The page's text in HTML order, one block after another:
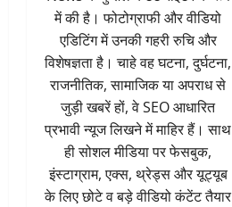
में की है। फोटोग्राफी और वीडियो
एडिटिंग में उनकी गहरी रुचि और
विशेषज्ञता है। चाहे वह घटना, दुर्घटना,
राजनीतिक, सामाजिक या अपराध से
जुड़ी खबरें हों, वे SEO आधारित
प्रभावी न्यूज लिखने में माहिर हैं। साथ
ही सोशल मीडिया पर फेसबुक,
इंस्टाग्राम, एक्स, थ्रेड्स और यूट्यूब
के लिए छोटे व बड़े वीडियो कंटेंट तैयार